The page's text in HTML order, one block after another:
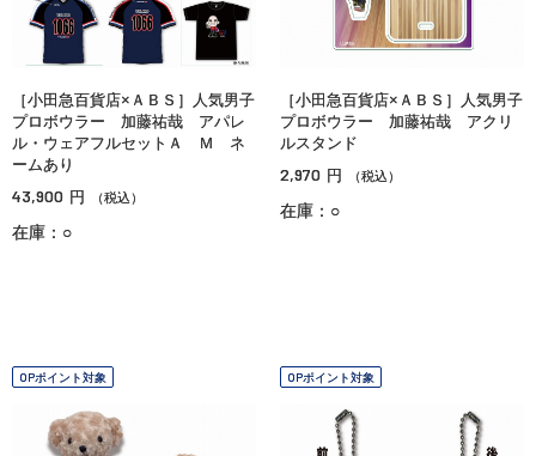
［小田急百貨店×ＡＢＳ］人気男子
プロボウラー 加藤祐哉 アパレ
ル・ウェアフルセットＡ Ｍ ネ
ームあり
43,900 円 （税込）
在庫：○
［小田急百貨店×ＡＢＳ］人気男子
プロボウラー 加藤祐哉 アクリ
ルスタンド
2,970 円 （税込）
在庫：○
OPポイント対象 OPポイント対象